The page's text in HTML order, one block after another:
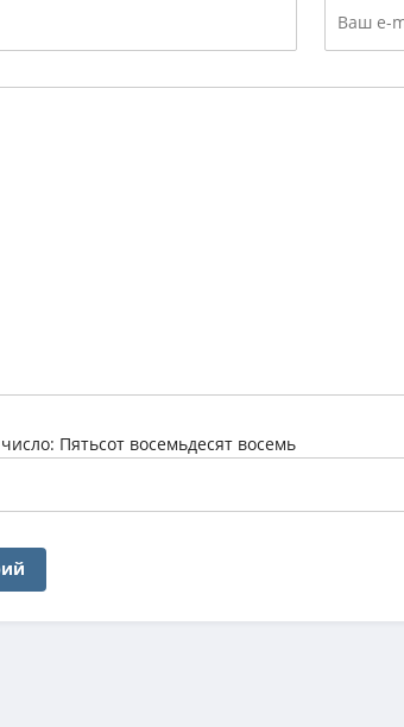
Пятьсот восемьдесят восемь